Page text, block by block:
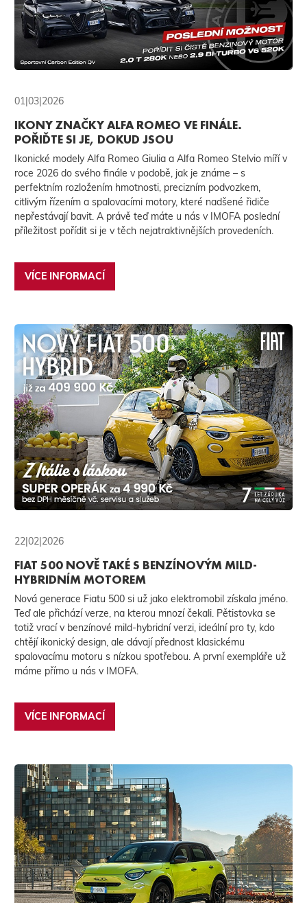
01|03|2026
IKONY ZNAČKY ALFA ROMEO VE FINÁLE.
POŘIĎTE SI JE, DOKUD JSOU
Ikonické modely Alfa Romeo Giulia a Alfa Romeo Stelvio míří v
roce 2026 do svého finále v podobě, jak je známe – s
perfektním rozložením hmotnosti, precizním podvozkem,
citlivým řízením a spalovacími motory, které nadšené řidiče
nepřestávají bavit. A právě teď máte u nás v IMOFA poslední
příležitost pořídit si je v těch nejatraktivnějších provedeních.
VÍCE INFORMACÍ
22|02|2026
FIAT 500 NOVĚ TAKÉ S BENZÍNOVÝM MILD-
HYBRIDNÍM MOTOREM
Nová generace Fiatu 500 si už jako elektromobil získala jméno.
Teď ale přichází verze, na kterou mnozí čekali. Pětistovka se
totiž vrací v benzínové mild-hybridní verzi, ideální pro ty, kdo
chtějí ikonický design, ale dávají přednost klasickému
spalovacímu motoru s nízkou spotřebou. A první exempláře už
máme přímo u nás v IMOFA.
VÍCE INFORMACÍ